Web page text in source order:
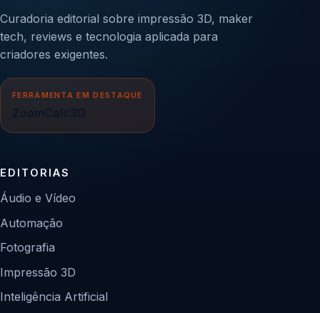
Curadoria editorial sobre impressão 3D, maker
tech, reviews e tecnologia aplicada para
criadores exigentes.
FERRAMENTA EM DESTAQUE
ZoomCalc3D
EDITORIAS
Áudio e Vídeo
Automação
Fotografia
Impressão 3D
Inteligência Artificial